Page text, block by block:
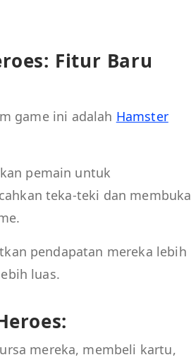
Fitur Baru
game ini adalah Hamster
pemain untuk
teka-teki dan membuka
pendapatan mereka lebih
luas.
mereka, membeli kartu,